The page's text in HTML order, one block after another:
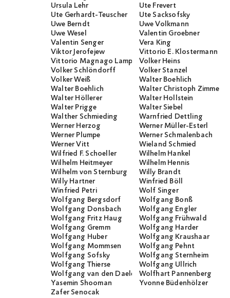
Ursula Lehr
Ute Frevert
Ute Gerhardt-Teuscher
Ute Sacksofsky
Uwe Berndt
Uwe Volkmann
Uwe Wesel
Valentin Groebner
Valentin Senger
Vera King
Viktor Jerofejew
Vittorio E. Klostermann
Vittorio Magnago LampugnaniVolker Heins
Volker Schlöndorff
Volker Stanzel
Volker Weiß
Walter Boehlich
Walter Boehlich
Walter Christoph Zimmerli
Walter Höllerer
Walter Hollstein
Walter Prigge
Walter Siebel
Walther Schmieding
Warnfried Dettling
Werner Herzog
Werner Müller-Esterl
Werner Plumpe
Werner Schmalenbach
Werner Vitt
Wieland Schmied
Wilfried F. Schoeller
Wilhelm Hankel
Wilhelm Heitmeyer
Wilhelm Hennis
Wilhelm von Sternburg
Willy Brandt
Willy Hartner
Winfried Böll
Winfried Petri
Wolf Singer
Wolfgang Bergsdorf
Wolfgang Bonß
Wolfgang Donsbach
Wolfgang Engler
Wolfgang Fritz Haug
Wolfgang Frühwald
Wolfgang Gremm
Wolfgang Harder
Wolfgang Huber
Wolfgang Kraushaar
Wolfgang Mommsen
Wolfgang Pehnt
Wolfgang Sofsky
Wolfgang Sternheim
Wolfgang Thierse
Wolfgang Ullrich
Wolfgang van den Daele
Wolfhart Pannenberg
Yasemin Shooman
Yvonne Büdenhölzer
Zafer Senocak